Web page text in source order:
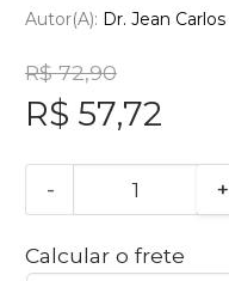
Autor(a): Dr. Jean Carlos
R$ 72,90
R$ 57,72
- +
Calcular o frete